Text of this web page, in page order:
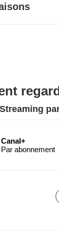
Canal+
Par abonnement